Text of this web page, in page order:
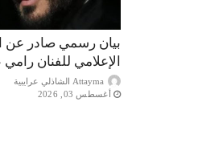
بيان رسمي صادر عن
الإعلامي للفنان
Attayma الشاذلي عرايبية
أغسطس 03, 2026